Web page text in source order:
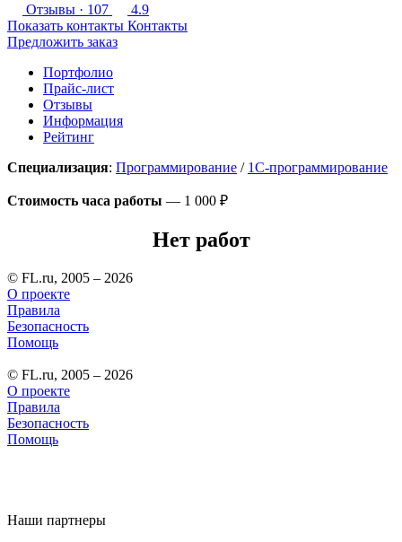
Отзывы · 107
4.9
Показать контакты Контакты
Предложить заказ
Портфолио
Прайс-лист
Отзывы
Информация
Рейтинг
Специализация: Программирование / 1С-программирование
Стоимость часа работы — 1 000 ₽
Нет работ
© FL.ru, 2005 – 2026
О проекте
Правила
Безопасность
Помощь
© FL.ru, 2005 – 2026
О проекте
Правила
Безопасность
Помощь
Наши партнеры